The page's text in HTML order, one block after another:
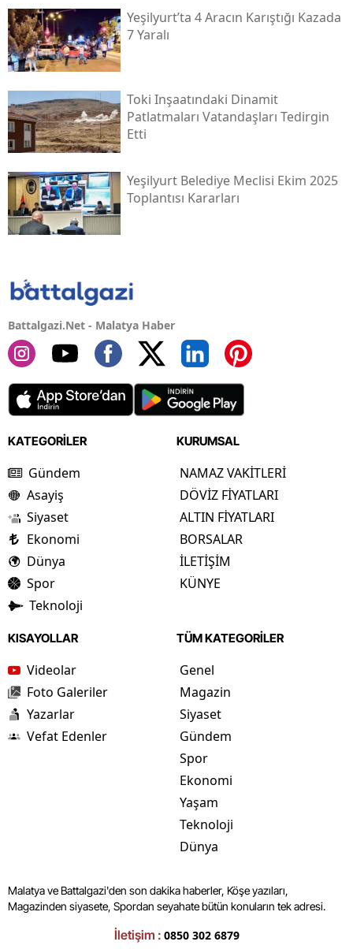
Yeşilyurt’ta 4 Aracın Karıştığı Kazada
7 Yaralı
Toki̇ Inşaatındaki Dinamit
Patlatmaları Vatandaşları Tedirgin
Etti
Yeşilyurt Belediye Meclisi Ekim 2025
Toplantısı Kararları
Battalgazi.Net - Malatya Haber
KATEGORİLER
Gündem
Asayiş
Siyaset
Ekonomi
Dünya
Spor
Teknoloji
KURUMSAL
NAMAZ VAKİTLERİ
DÖVİZ FİYATLARI
ALTIN FİYATLARI
BORSALAR
İLETİŞİM
KÜNYE
KISAYOLLAR
Videolar
Foto Galeriler
Yazarlar
Vefat Edenler
TÜM KATEGORİLER
Genel
Magazin
Siyaset
Gündem
Spor
Ekonomi
Yaşam
Teknoloji
Dünya
Malatya ve Battalgazi'den son dakika haberler, Köşe yazıları,
Magazinden siyasete, Spordan seyahate bütün konuların tek adresi.
İletişim : 0850 302 6879